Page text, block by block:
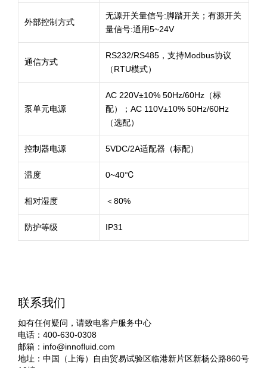
外部控制方式
无源开关量信号:脚踏开关；有源开关
量信号:通用5~24V
通信方式
RS232/RS485，支持Modbus协议
（RTU模式）
泵单元电源
AC 220V±10% 50Hz/60Hz（标
配）；AC 110V±10% 50Hz/60Hz
（选配）
控制器电源 5VDC/2A适配器（标配）
温度 0~40℃
相对湿度 ＜80%
防护等级 IP31
联系我们
如有任何疑问，请致电客户服务中心
电话：400-630-0308
邮箱： info@innofluid.com
地址：中国（上海）自由贸易试验区临港新片区新杨公路860号